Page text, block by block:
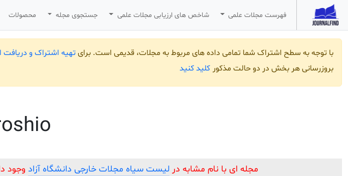
فهرست مجلات علمی شاخص های ارزیابی مجلات علمی جستجوی مجله محصولات
با توجه به سطح اشتراک شما تمامی داده های مربوط به مجلات، قدیمی است. برایتهیه اشتراک و
بروزرسانی هر بخش در دو حالت مذکور کلید کنید
مجله ای با نام مشابه در لیست سیاه مجلات خارجی دانشگاه آزاد وجود